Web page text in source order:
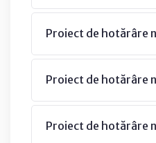
Proiect de hotărâre
Proiect de hotărâre
Proiect de hotărâre